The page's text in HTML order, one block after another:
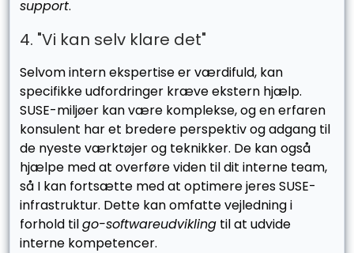
support.
4. "Vi kan selv klare det"
Selvom intern ekspertise er værdifuld, kan
specifikke udfordringer kræve ekstern hjælp.
SUSE-miljøer kan være komplekse, og en erfaren
konsulent har et bredere perspektiv og adgang til
de nyeste værktøjer og teknikker. De kan også
hjælpe med at overføre viden til dit interne team,
så I kan fortsætte med at optimere jeres SUSE-
infrastruktur. Dette kan omfatte vejledning i
forhold tilgo-softwareudvikling til at udvide
interne kompetencer.